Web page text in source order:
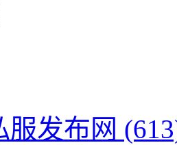
服发布网